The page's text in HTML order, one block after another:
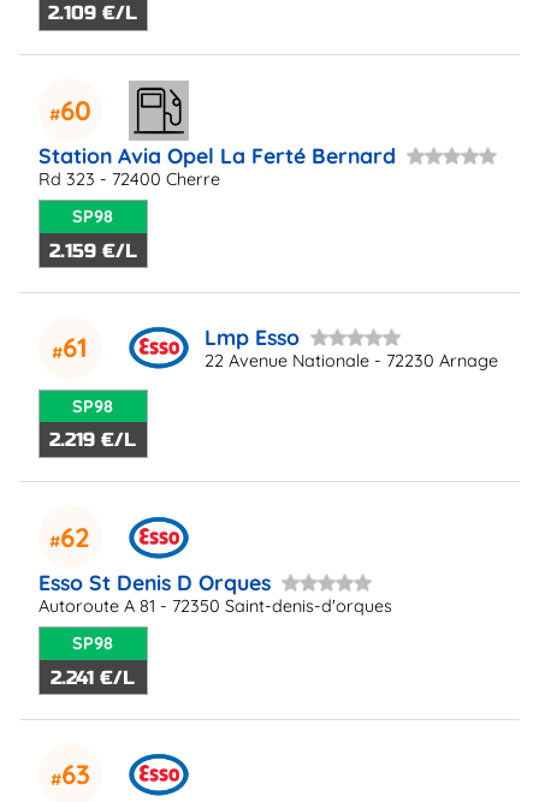
2.109 €/L
60
Station Avia Opel La Ferté Bernard
Rd 323 - 72400 Cherre
SP98
2.159 €/L
61 Lmp Esso
22 Avenue Nationale - 72230 Arnage
SP98
2.219 €/L
62
Esso St Denis D Orques
Autoroute A 81 - 72350 Saint-denis-d'orques
SP98
2.241 €/L
63